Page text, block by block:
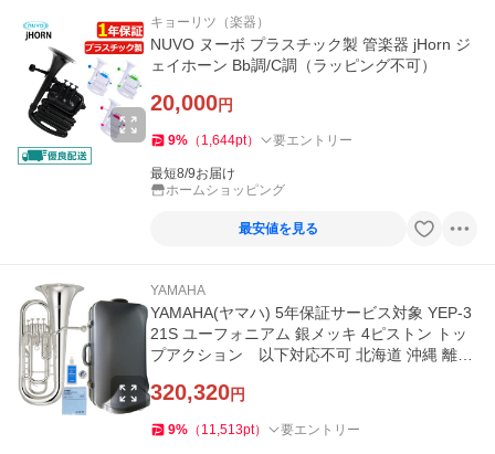
キョーリツ（楽器）
NUVO ヌーボ プラスチック製 管楽器 jHorn ジ
ェイホーン Bb調/C調（ラッピング不可）
20,000円
9% （ 1,644pt） 要エントリー
最短8/9お届け
ホームショッピング
最安値を見る
YAMAHA
YAMAHA(ヤマハ) 5年保証サービス対象 YEP-3
21S ユーフォニアム 銀メッキ 4ピストン トッ
プアクション 以下対応不可 北海道 沖縄 離島
320,320円
9% （ 11,513pt） 要エントリー